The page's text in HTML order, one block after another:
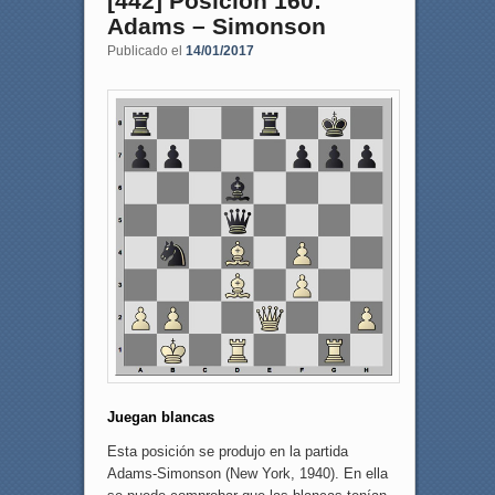
Adams – Simonson
Publicado el 14/01/2017
Juegan blancas
Esta posición se produjo en la partida
Adams-Simonson (New York, 1940). En ella